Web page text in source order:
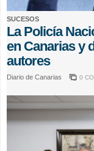
SUCESOS
La Policía
en Canarias y
autores
Diario de Canarias 0